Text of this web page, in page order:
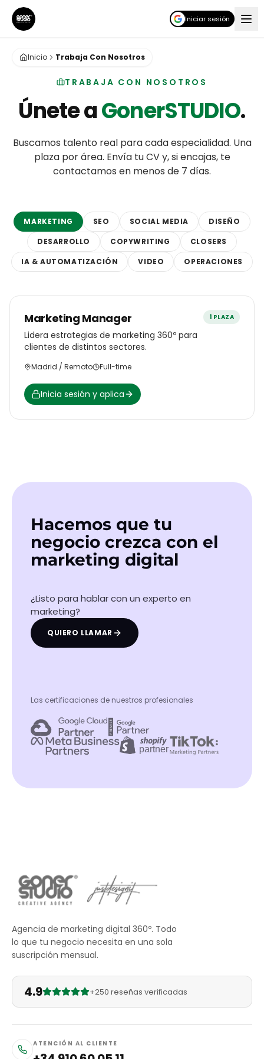
Iniciar sesión
Inicio Trabaja Con Nosotros
TRABAJA CON NOSOTROS
Únete aGonerSTUDIO.
Buscamos talento real para cada especialidad. Una
plaza por área. Envía tu CV y, si encajas, te
contactamos en menos de 7 días.
MARKETING SEO SOCIAL MEDIA
DISEÑO
DESARROLLO
COPYWRITING
CLOSERS
IA & AUTOMATIZACIÓN
VIDEO OPERACIONES
Marketing Manager
Lidera estrategias de marketing 360º para
clientes de distintos sectores.
1 PLAZA
Madrid / Remoto Full-time
Inicia sesión y aplica
Hacemos que tu
negocio crezca con el
marketing digital
¿Listo para hablar con un experto en
marketing?
QUIERO LLAMAR
Las certificaciones de nuestros profesionales
Agencia de marketing digital 360º. Todo
lo que tu negocio necesita en una sola
suscripción mensual.
4.9 +250 reseñas verificadas
ATENCIÓN AL CLIENTE